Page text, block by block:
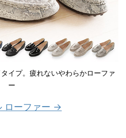
イプ。疲れないやわらかローファ
ー
ローファー →